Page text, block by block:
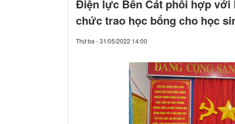
Điện lực Bến Cát phối hợp với
chức trao học bổng cho học
Thứ ba - 31/05/2022 14:00